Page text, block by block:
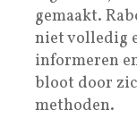
gemaakt.
niet volledig
informeren
bloot door
methoden.